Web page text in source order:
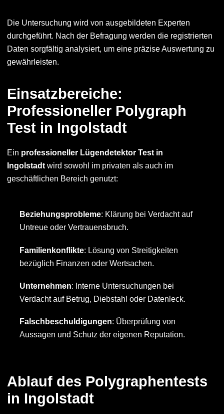
Die Untersuchung wird von ausgebildeten Experten
durchgeführt. Nach der Befragung werden die registrierten
Daten sorgfältig analysiert, um eine präzise Auswertung zu
gewährleisten.
Einsatzbereiche:
Professioneller Polygraph
Test in Ingolstadt
Ein professioneller Lügendetektor Test in
Ingolstadtwird sowohl im privaten als auch im
geschäftlichen Bereich genutzt:
Beziehungsprobleme: Klärung bei Verdacht auf
Untreue oder Vertrauensbruch.
Familienkonflikte: Lösung von Streitigkeiten
bezüglich Finanzen oder Wertsachen.
Unternehmen: Interne Untersuchungen bei
Verdacht auf Betrug, Diebstahl oder Datenleck.
Falschbeschuldigungen: Überprüfung von
Aussagen und Schutz der eigenen Reputation.
Ablauf des Polygraphentests
in Ingolstadt